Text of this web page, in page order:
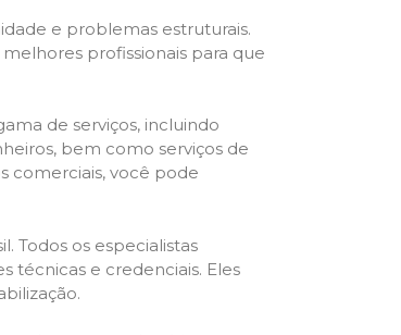
e problemas estruturais.
profissionais para que
de serviços, incluindo
bem como serviços de
comerciais, você pode
Todos os especialistas
técnicas e credenciais. Eles